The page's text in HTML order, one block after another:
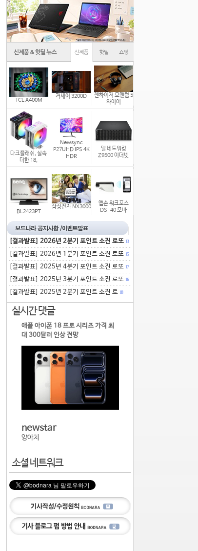
TCL A400M
커세어 3200D
젠하이저 모멘텀 5
와이어
다크플래쉬, 실속
더한 18,
Newsync
P27UHD IPS 4K
HDR
델 네트워킹
Z9500 이더넷
BL2423PT
삼성전자 NX3000
엡손 워크포스
DS-40 모바
[결과발표] 2026년 2분기 포인트 소진 로또 13
[결과발표] 2026년 1분기 포인트 소진 로또 15
[결과발표] 2025년 4분기 포인트 소진 로또 17
[결과발표] 2025년 3분기 포인트 소진 로또 16
[결과발표] 2025년 2분기 포인트 소진 로 18
실시간 댓글
애플 아이폰 18 프로 시리즈 가격 최
대 300달러 인상 전망
newstar
양아치
소셜 네트워크